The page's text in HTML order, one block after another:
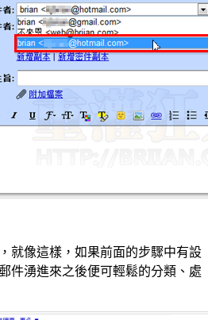
就像這樣，如果前面的步驟中有設
件湧進來之後便可輕鬆的分類、處